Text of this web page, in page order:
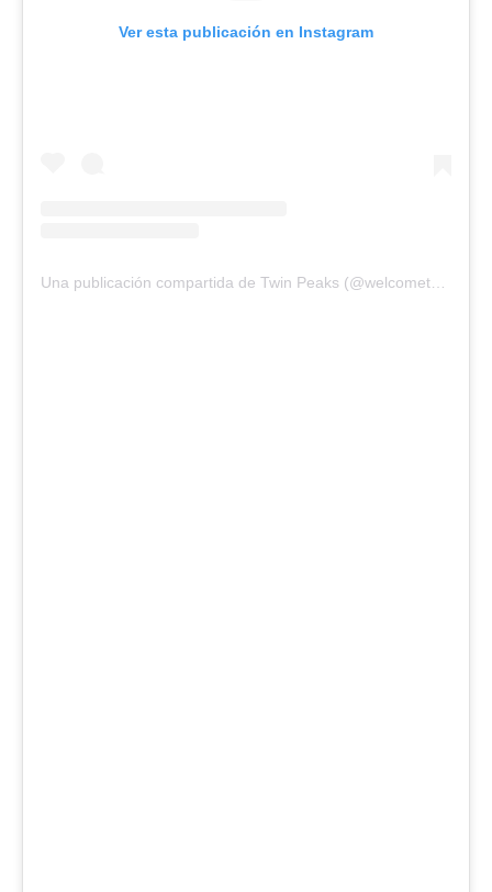
Ver esta publicación en Instagram
Una publicación compartida de Twin Peaks (@welcometotwinpeaks)